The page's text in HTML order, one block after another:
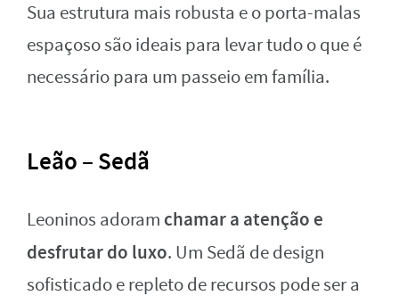
Sua estrutura mais robusta e o porta-malas
espaçoso são ideais para levar tudo o que é
necessário para um passeio em família.
Leão – Sedã
Leoninos adoram chamar a atenção e
desfrutar do luxo. Um Sedã de design
sofisticado e repleto de recursos pode ser a